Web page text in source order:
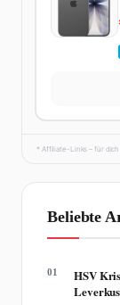
* Affiliate-Links – für dich
Beliebte
01
HSV